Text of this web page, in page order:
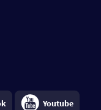
Youtube